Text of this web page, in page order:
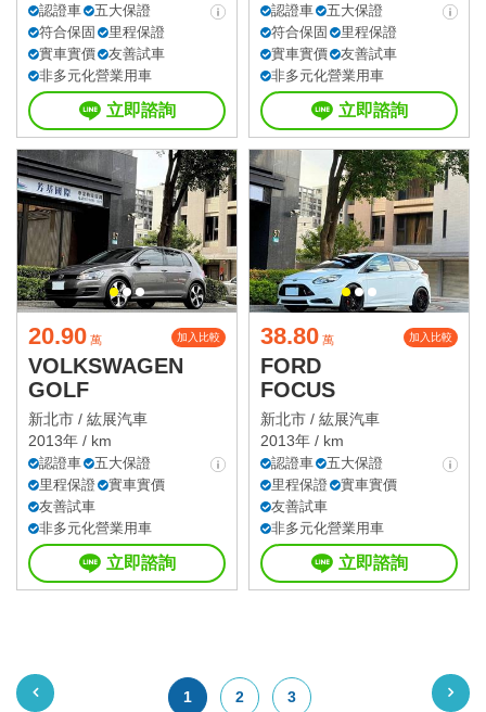
認證車
五大保證
符合保固
里程保證
實車實價
友善試車
非多元化營業用車
立即諮詢
認證車
五大保證
符合保固
里程保證
實車實價
友善試車
非多元化營業用車
立即諮詢
20.90 萬 加入比較
VOLKSWAGEN
GOLF
新北市 / 紘展汽車
2013年 / km
認證車
五大保證
里程保證
實車實價
友善試車
非多元化營業用車
立即諮詢
38.80 萬 加入比較
FORD
FOCUS
新北市 / 紘展汽車
2013年 / km
認證車
五大保證
里程保證
實車實價
友善試車
非多元化營業用車
立即諮詢
1 2 3